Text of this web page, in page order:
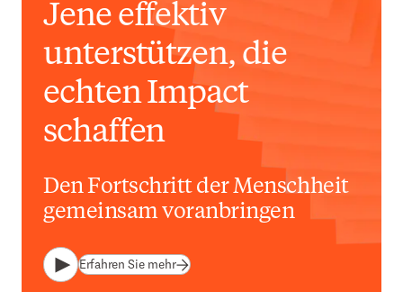
Jene effektiv
unterstützen, die
echten Impact
schaffen
Den Fortschritt der Menschheit
gemeinsam voranbringen
Abspielen
Erfahren Sie mehr